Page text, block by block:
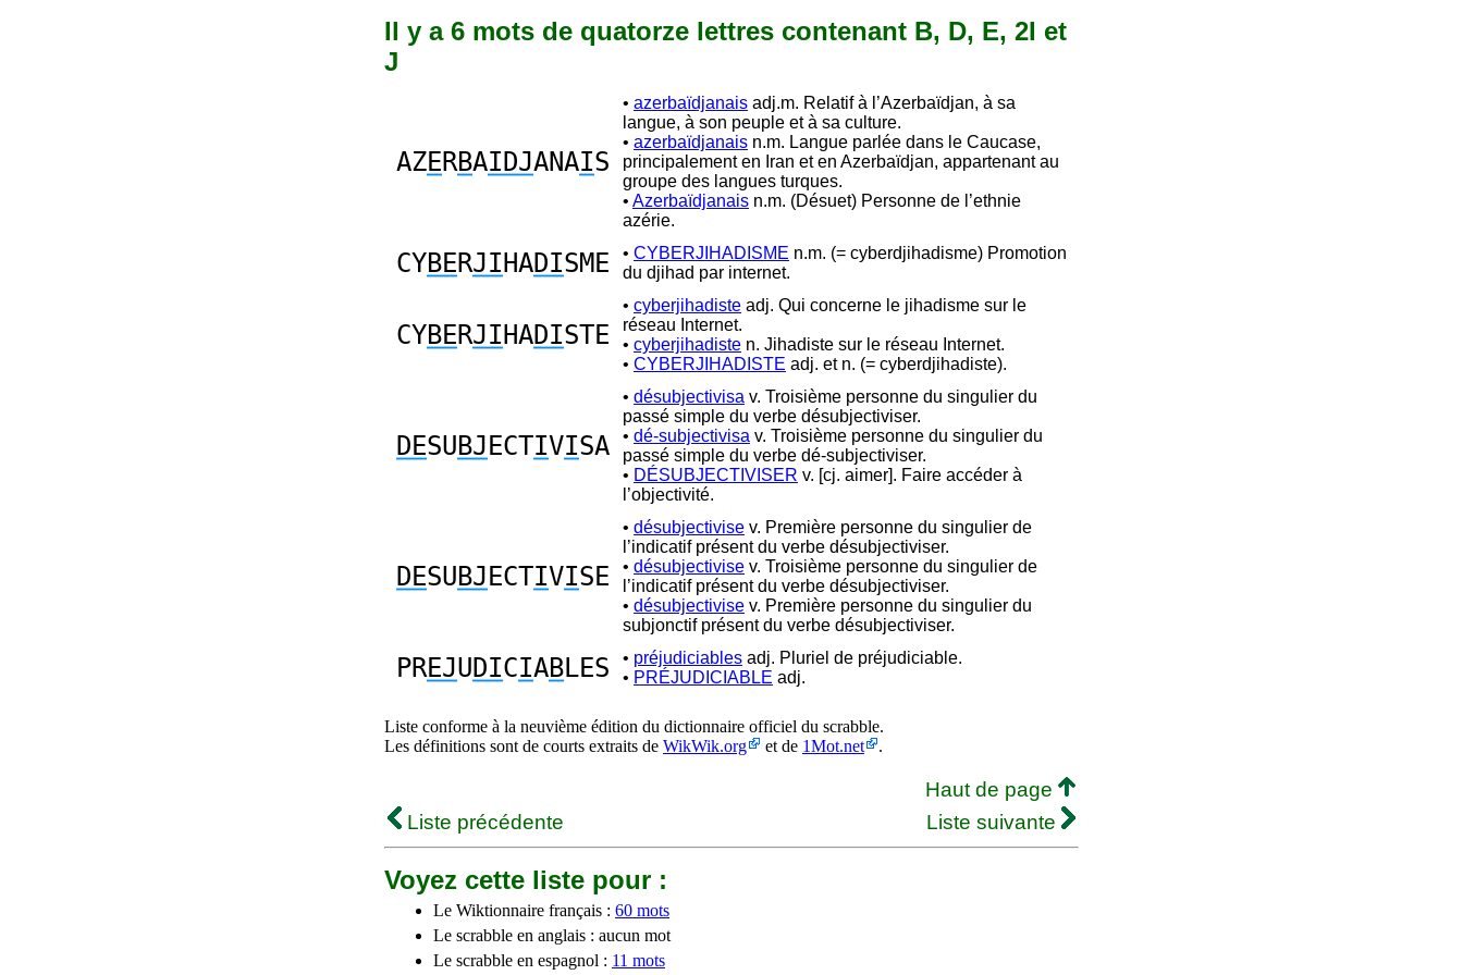
Il y a 6 mots de quatorze lettres contenant B, D, E, 2I et
J
AZERBAIDJANAIS
• azerbaïdjanais adj.m. Relatif à l’Azerbaïdjan, à sa
langue, à son peuple et à sa culture.
• azerbaïdjanais n.m. Langue parlée dans le Caucase,
principalement en Iran et en Azerbaïdjan, appartenant au
groupe des langues turques.
• Azerbaïdjanais n.m. (Désuet) Personne de l’ethnie
azérie.
CYBERJI HADISME • CYBERJIHADISME n.m. (= cyberdjihadisme) Promotion
du djihad par internet.
CYBERJI HADISTE
• cyberjihadiste adj. Qui concerne le jihadisme sur le
réseau Internet.
• cyberjihadiste n. Jihadiste sur le réseau Internet.
• CYBERJIHADISTE adj. et n. (= cyberdjihadiste).
DESUBJ ECTIVISA
• désubjectivisa v. Troisième personne du singulier du
passé simple du verbe désubjectiviser.
• dé-subjectivisa v. Troisième personne du singulier du
passé simple du verbe dé-subjectiviser.
• DÉSUBJECTIVISER v. [cj. aimer]. Faire accéder à
l’objectivité.
DESUBJ ECTIVISE
• désubjectivise v. Première personne du singulier de
l’indicatif présent du verbe désubjectiviser.
• désubjectivise v. Troisième personne du singulier de
l’indicatif présent du verbe désubjectiviser.
• désubjectivise v. Première personne du singulier du
subjonctif présent du verbe désubjectiviser.
PREJUDICIABLES • préjudiciables adj. Pluriel de préjudiciable.
• PRÉJUDICIABLE adj.
Liste conforme à la neuvième édition du dictionnaire officiel du scrabble.
Les définitions sont de courts extraits de WikWik.org et de 1Mot.net .
Haut de page
Liste précédente
Liste suivante
Voyez cette liste pour :
Le Wiktionnaire français : 60 mots
Le scrabble en anglais : aucun mot
Le scrabble en espagnol : 11 mots